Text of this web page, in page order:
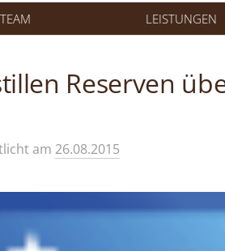
TEAM LEISTUNGEN
Reserven
am 26.08.2015